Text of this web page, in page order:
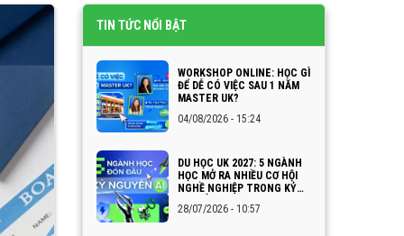
TIN TỨC NỔI BẬT
WORKSHOP ONLINE: HỌC GÌ
ĐỂ DỄ CÓ VIỆC SAU 1 NĂM
MASTER UK?
04/08/2026 - 15:24
DU HỌC UK 2027: 5 NGÀNH
HỌC MỞ RA NHIỀU CƠ HỘI
NGHỀ NGHIỆP TRONG KỶ
28/07/2026 - 10:57